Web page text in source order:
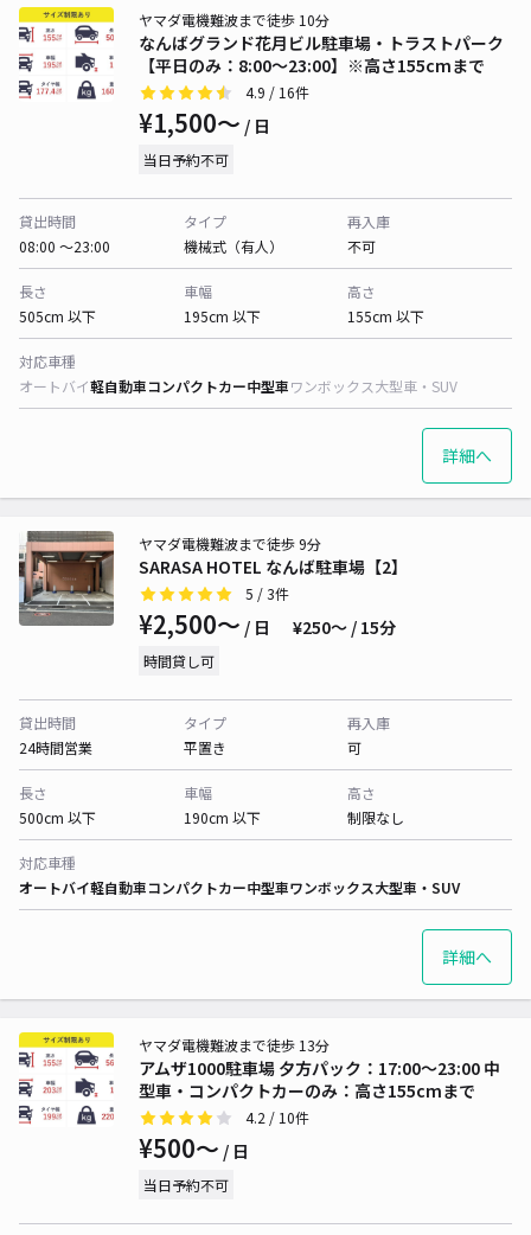
なんばグランド花月ビル駐車場・トラストパーク
【平日のみ：8:00～23:00】※高さ155cmまで
ヤマダ電機難波まで徒歩 10分
4.9 / 16件
¥1,500〜 / 日
当日予約不可
貸出時間
08:00 〜23:00
タイプ
機械式（有人）
再入庫
不可
長さ
505cm 以下
車幅
195cm 以下
高さ
155cm 以下
対応車種
オートバイ軽自動車コンパクトカー中型車ワンボックス大型車・SUV
詳細へ
SARASA HOTEL なんば駐車場【2】
ヤマダ電機難波まで徒歩 9分
5 / 3件
¥2,500〜 / 日 ¥250〜 / 15分
時間貸し可
貸出時間
24時間営業
タイプ
平置き
再入庫
可
長さ
500cm 以下
車幅
190cm 以下
高さ
制限なし
対応車種
オートバイ軽自動車コンパクトカー中型車ワンボックス大型車・SUV
詳細へ
アムザ1000駐車場 夕方パック：17:00～23:00 中
型車・コンパクトカーのみ：高さ155cmまで
ヤマダ電機難波まで徒歩 13分
4.2 / 10件
¥500〜 / 日
当日予約不可